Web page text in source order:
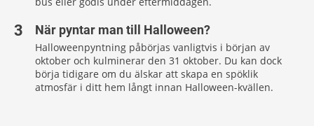
När pyntar man till Halloween?
Halloweenpyntning påbörjas vanligtvis i början av
oktober och kulminerar den 31 oktober. Du kan dock
börja tidigare om du älskar att skapa en spöklik
atmosfär i ditt hem långt innan Halloween-kvällen.